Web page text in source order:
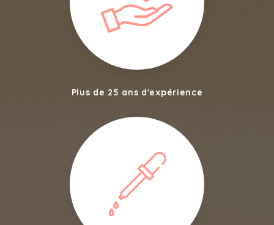
Plus de 25 ans d'expérience